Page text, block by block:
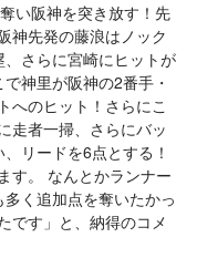
い阪神を突き放す！先
神先発の藤浪はノック
さらに宮崎にヒットが
神里が阪神の2番手・
へのヒット！さらにこ
走者一掃、さらにバッ
リードを6点とする！
す。 なんとかランナー
く追加点を奪いたかっ
です」と、納得のコメ